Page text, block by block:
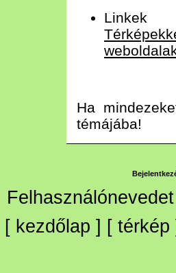
Linkek
Ha
témájába!
[ kezdőlap ] [ térkép